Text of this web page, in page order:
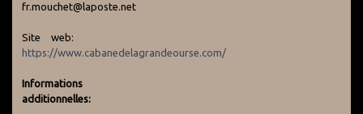
fr.mouchet@laposte.net
Site web:
https://www.cabanedelagrandeourse.com/
Informations
additionnelles: